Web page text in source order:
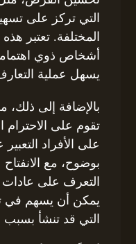
التي تركز على
المختلفة. تعتبر
أشخاص ذوي
يسهل عملية
بالإضافة إلى ذلك،
تقوم على الاحترام
على الأفراد
بوضوح، مع
التعرف على عادات
يمكن أن يسهم في
التي قد تنشأ بسبب